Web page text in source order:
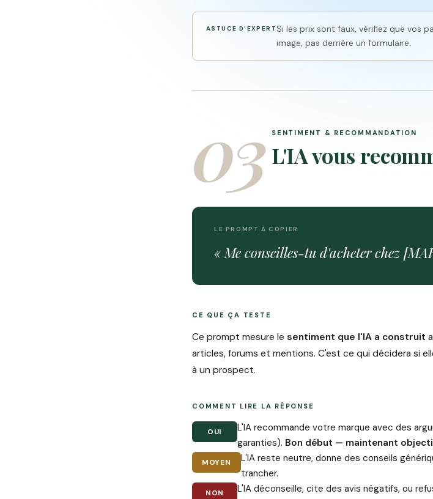
ASTUCE D'EXPERTSi les prix sont faux, vérifiez que vos
image, pas derrière un formulaire.
03 SENTIMENT & RECOMMANDATION
L'IA vous
LE PROMPT À COPIER
« Me conseilles-tu d'acheter chez
CE QUE ÇA TESTE
Ce prompt mesure le sentiment que l'IA a construit
articles, forums et mentions. C'est ce qui décidera si
à un prospect.
COMMENT LIRE LA RÉPONSE
OUI
L'IA recommande votre marque avec des
garanties). Bon début — maintenant
MOYEN
L'IA reste neutre, donne des conseils
trancher.
NON
L'IA déconseille, cite des avis négatifs, ou